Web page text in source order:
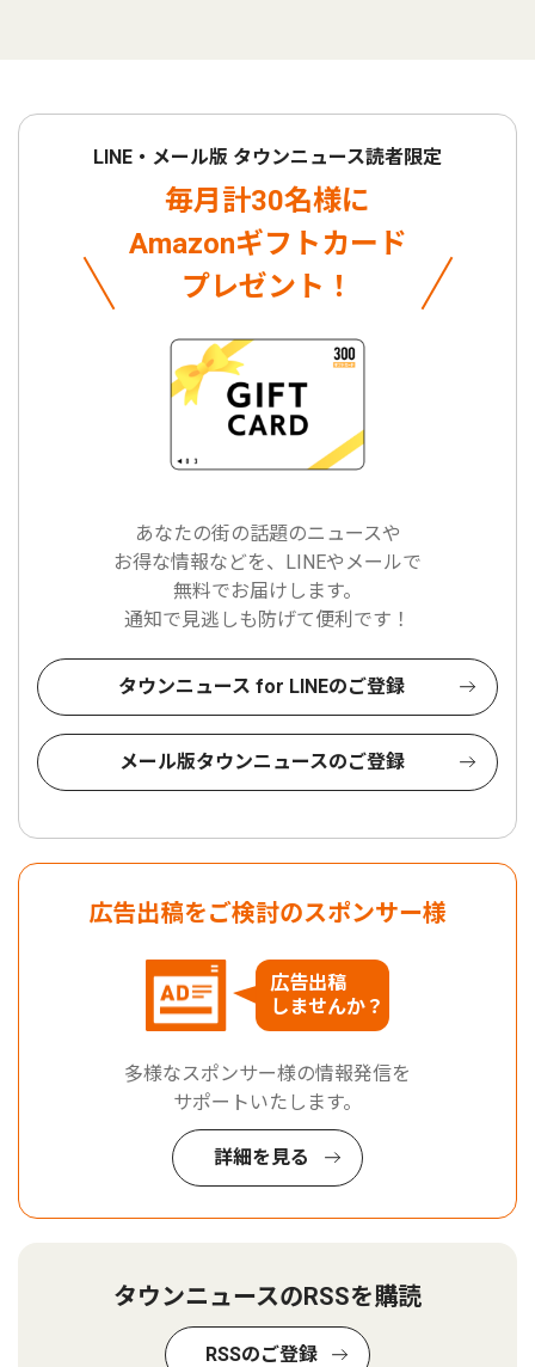
LINE・メール版 タウンニュース読者限定
毎月計30名様に
Amazonギフトカード
プレゼント！
あなたの街の話題のニュースや
お得な情報などを、LINEやメールで
無料でお届けします。
通知で見逃しも防げて便利です！
タウンニュース for LINEのご登録
メール版タウンニュースのご登録
広告出稿をご検討のスポンサー様
広告出稿
しませんか？
多様なスポンサー様の情報発信を
サポートいたします。
詳細を見る
タウンニュースのRSSを購読
RSSのご登録